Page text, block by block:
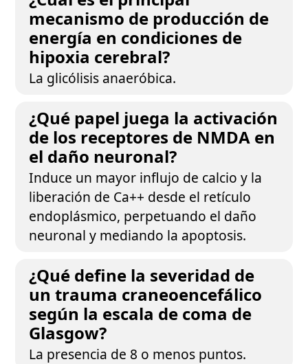
mecanismo de producción de
energía en condiciones de
hipoxia cerebral?
La glicólisis anaeróbica.
¿Qué papel juega la activación
de los receptores de NMDA en
el daño neuronal?
Induce un mayor influjo de calcio y la
liberación de Ca++ desde el retículo
endoplásmico, perpetuando el daño
neuronal y mediando la apoptosis.
¿Qué define la severidad de
un trauma craneoencefálico
según la escala de coma de
Glasgow?
La presencia de 8 o menos puntos.